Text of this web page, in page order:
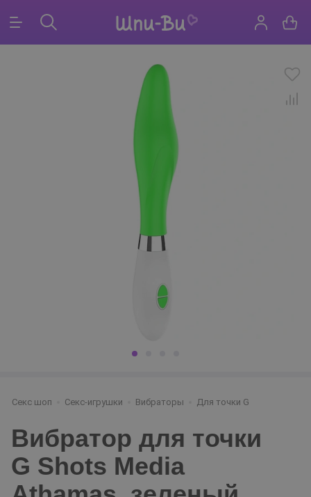
Секс шоп Секс-игрушки Вибраторы Для точки G
Вибратор для точки
G Shots Media